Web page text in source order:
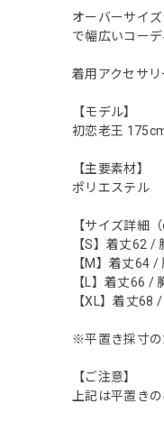
オーバーサイ
で幅広いコーデ
着用アクセサ
【モデル】
初恋老王
【主要素材】
ポリエステル
【サイズ詳細（
【S】着丈62
【M】着丈64
【L】着丈66 /
【XL】着丈68
※平置き採寸の
【ご注意】
上記は平置き